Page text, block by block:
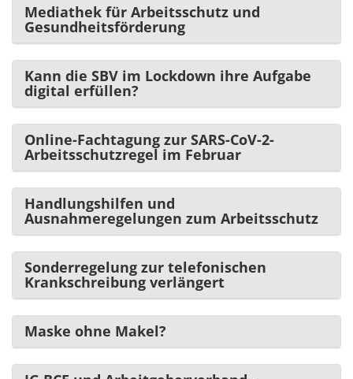
Mediathek für Arbeitsschutz und
Gesundheitsförderung
Kann die SBV im Lockdown ihre Aufgabe
digital erfüllen?
Online-Fachtagung zur SARS-CoV-2-
Arbeitsschutzregel im Februar
Handlungshilfen und
Ausnahmeregelungen zum Arbeitsschutz
Sonderregelung zur telefonischen
Krankschreibung verlängert
Maske ohne Makel?